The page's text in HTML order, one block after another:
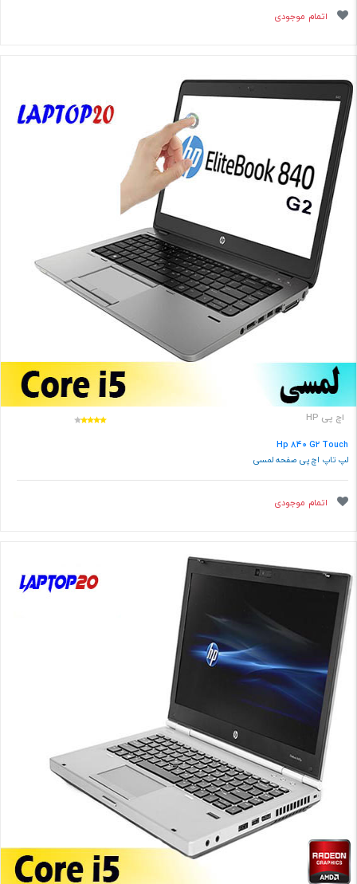
اتمام موجودی
اچ پی HP
Hp 840 G2 Touch
لپ تاپ اچ پی صفحه لمسی
اتمام موجودی